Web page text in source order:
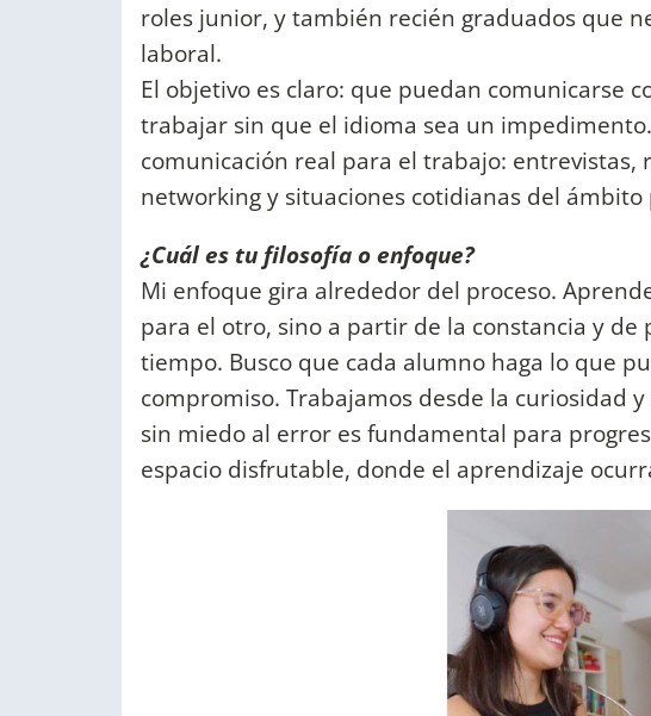
roles junior, y también recién graduados que
laboral.
El objetivo es claro: que puedan comunicarse
trabajar sin que el idioma sea un
comunicación real para el trabajo: entrevistas,
networking y situaciones cotidianas del ámbito
¿Cuál es tu filosofía o enfoque?
Mi enfoque gira alrededor del proceso.
para el otro, sino a partir de la constancia y de
tiempo. Busco que cada alumno haga lo que
compromiso. Trabajamos desde la curiosidad
sin miedo al error es fundamental para
espacio disfrutable, donde el aprendizaje